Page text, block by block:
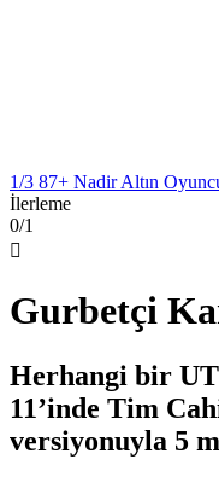
1/3 87+ Nadir Altın
İlerleme
0/1

Gurbetçi
Herhangi bir
11’inde Tim
versiyonuyla 5